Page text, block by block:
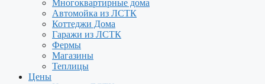
Многоквартирные дома
Автомойка из ЛСТК
Коттеджи Дома
Гаражи из ЛСТК
Фермы
Магазины
Теплицы
Цены